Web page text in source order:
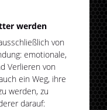
werden
von
emotionale,
Verlieren von
ein Weg, ihre
werden, zu
darauf: